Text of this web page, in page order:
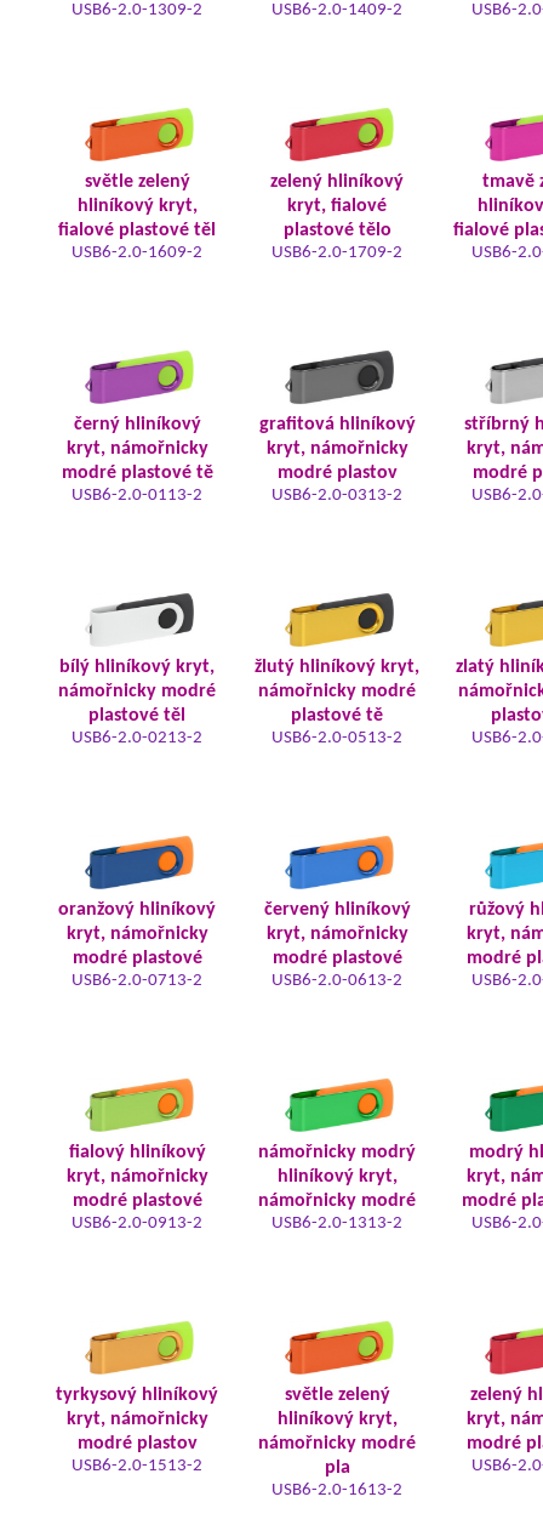
USB6-2.0-1309-2 USB6-2.0-1409-2 USB6-
světle zelený
hliníkový kryt,
fialové plastové těl
USB6-2.0-1609-2
zelený hliníkový
kryt, fialové
plastové tělo
USB6-2.0-1709-2
tmavě
fialové
USB6-
černý hliníkový
kryt, námořnicky
modré plastové tě
USB6-2.0-0113-2
grafitová hliníkový
kryt, námořnicky
modré plastov
USB6-2.0-0313-2
stříbrný
kryt,
modré
USB6-
bílý hliníkový kryt,
námořnicky modré
plastové těl
USB6-2.0-0213-2
žlutý hliníkový kryt,
námořnicky modré
plastové tě
USB6-2.0-0513-2
zlatý
USB6-
oranžový hliníkový
kryt, námořnicky
modré plastové
USB6-2.0-0713-2
červený hliníkový
kryt, námořnicky
modré plastové
USB6-2.0-0613-2
růžový
kryt,
modré
USB6-
fialový hliníkový
kryt, námořnicky
modré plastové
USB6-2.0-0913-2
námořnicky modrý
hliníkový kryt,
námořnicky modré
USB6-2.0-1313-2
modrý
kryt,
modré
USB6-
tyrkysový hliníkový
kryt, námořnicky
modré plastov
USB6-2.0-1513-2
světle zelený
hliníkový kryt,
námořnicky modré
pla
USB6-2.0-1613-2
zelený
kryt,
modré
USB6-